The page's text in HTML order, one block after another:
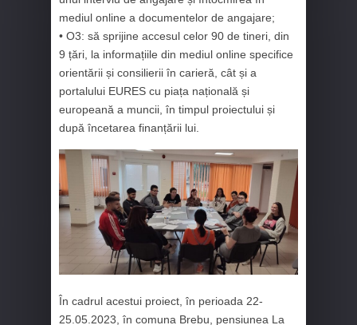
mediul online a documentelor de angajare;
• O3: să sprijine accesul celor 90 de tineri, din
9 țări, la informațiile din mediul online specifice
orientării și consilierii în carieră, cât și a
portalului EURES cu piața națională și
europeană a muncii, în timpul proiectului și
după încetarea finanțării lui.
În cadrul acestui proiect, în perioada 22-
25.05.2023, în comuna Brebu, pensiunea La